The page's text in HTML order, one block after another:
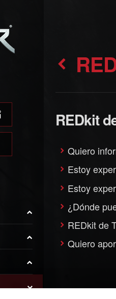
REDkit
Quiero
Estoy
Estoy
¿Dónde
REDkit de
Quiero